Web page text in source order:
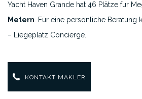
Yacht Haven Grande hat 46 Plätze für
Metern . Für eine persönliche Beratung
– Liegeplatz Concierge.
KONTAKT MAKLER